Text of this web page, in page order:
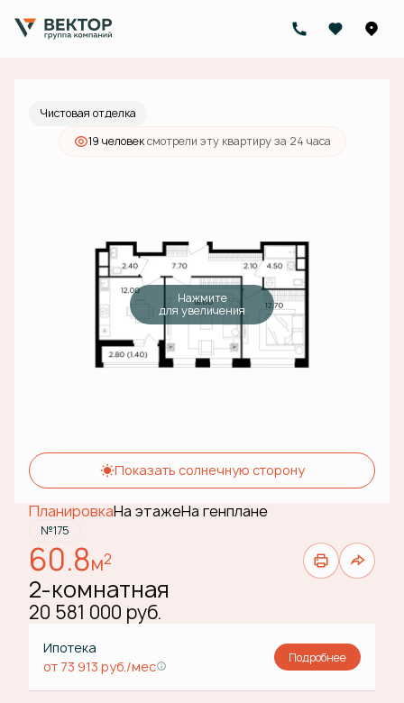
2-комнатная 20 581 000 руб.
Ипотекаот 73 913 руб./мес.
Чистовая отделка
19 человексмотрели эту квартиру за 24 часа
Нажмите
для увеличения
Показать солнечную сторону
ПланировкаНа этажеНа генплане
№175
60.8м2
2-комнатная
20 581 000 руб.
Ипотека
от 73 913 руб./мес
Подробнее